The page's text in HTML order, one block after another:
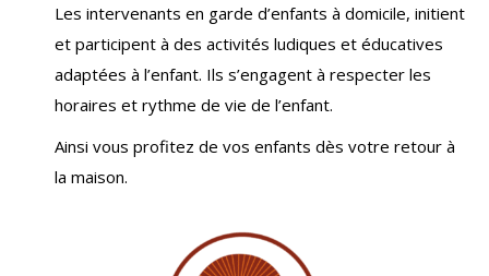
Les intervenants en garde d’enfants à domicile, initient
et participent à des activités ludiques et éducatives
adaptées à l’enfant. Ils s’engagent à respecter les
horaires et rythme de vie de l’enfant.
Ainsi vous profitez de vos enfants dès votre retour à
la maison.